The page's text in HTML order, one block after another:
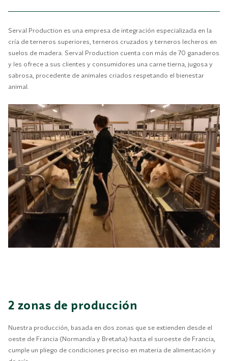
Serval Production es una empresa de integración especializada en la
cría de terneros superiores, terneros cruzados y terneros lecheros en
suelos de madera. Serval Production cuenta con más de 70 ganaderos
y les ofrece a sus clientes y consumidores una carne tierna, jugosa y
sabrosa, procedente de animales criados respetando el bienestar
animal.
2 zonas de producción
Nuestra producción, basada en dos zonas que se extienden desde el
oeste de Francia (Normandía y Bretaña) hasta el suroeste de Francia,
cumple un pliego de condiciones preciso en materia de alimentación y